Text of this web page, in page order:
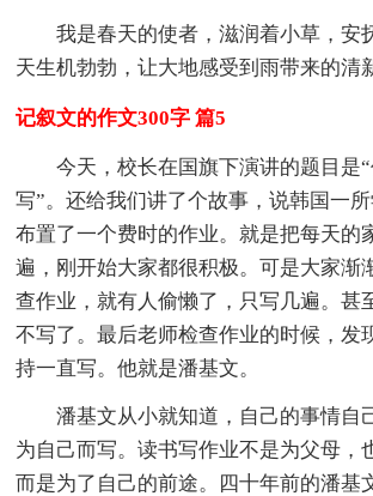
我是春天的使者，滋润着小草，安
天生机勃勃，让大地感受到雨带来的清
记叙文的作文300字 篇5
今天，校长在国旗下演讲的题目是
写”。还给我们讲了个故事，说韩国一
布置了一个费时的作业。就是把每天的
遍，刚开始大家都很积极。可是大家渐
查作业，就有人偷懒了，只写几遍。甚
不写了。最后老师检查作业的时候，发
持一直写。他就是潘基文。
潘基文从小就知道，自己的事情自
为自己而写。读书写作业不是为父母，
而是为了自己的前途。四十年前的潘基